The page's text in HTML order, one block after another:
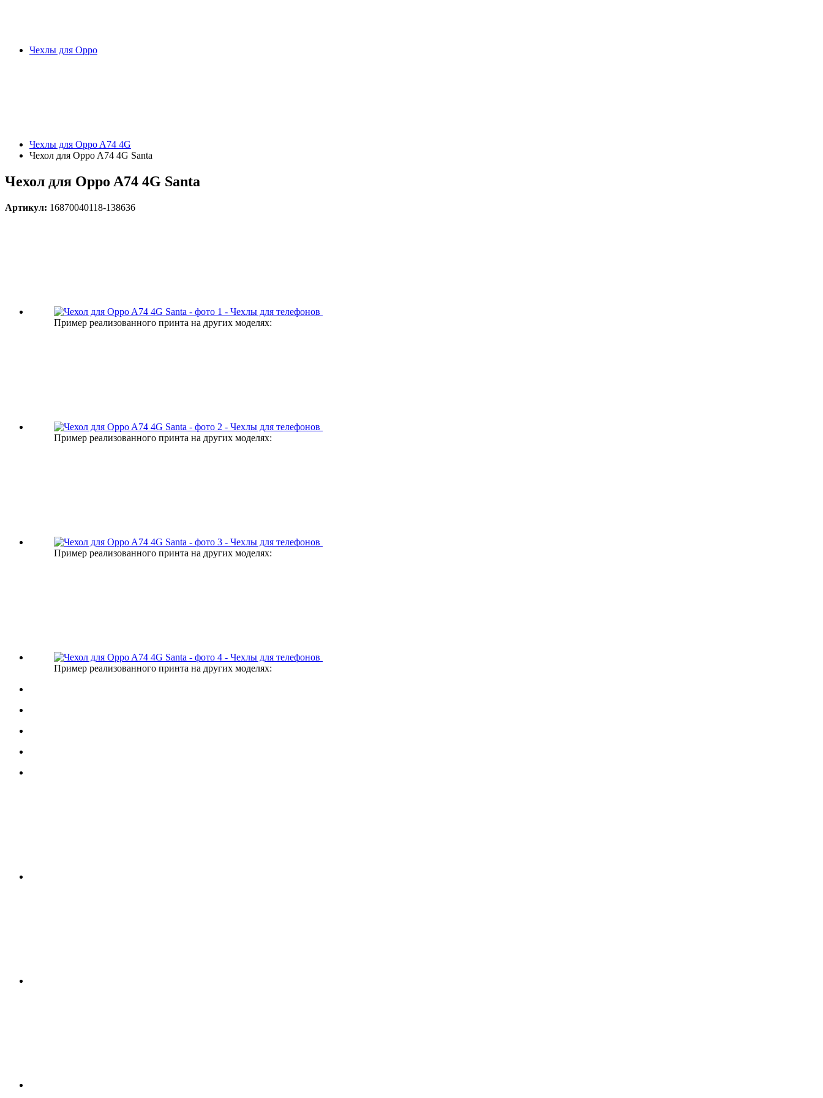
Чехлы для Oppo
Чехлы для Oppo A74 4G
Чехол для Oppo A74 4G Santa
Чехол для Oppo A74 4G Santa
Артикул: 16870040118-138636
Пример реализованного принта на других моделях:
Пример реализованного принта на других моделях:
Пример реализованного принта на других моделях:
Пример реализованного принта на других моделях: